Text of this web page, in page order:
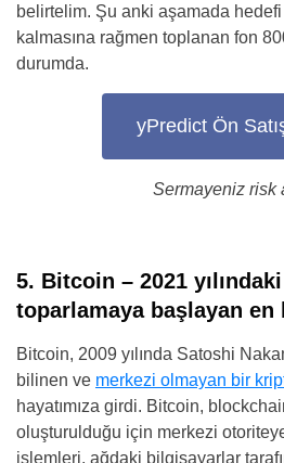
belirtelim. Şu anki aşamada
kalmasına rağmen toplanan fon
durumda.
yPredict Ön
Sermayeniz risk
5. Bitcoin – 2021
toparlamaya başlayan
Bitcoin, 2009 yılında Satoshi
bilinen ve merkezi olmayan bir
hayatımıza girdi. Bitcoin,
oluşturulduğu için merkezi
işlemleri, ağdaki bilgisayarlar